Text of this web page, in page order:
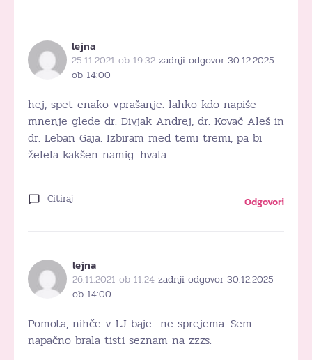
lejna
25.11.2021 ob 19:32 zadnji odgovor 30.12.2025
ob 14:00
hej, spet enako vprašanje. lahko kdo napiše
mnenje glede dr. Divjak Andrej, dr. Kovač Aleš in
dr. Leban Gaja. Izbiram med temi tremi, pa bi
želela kakšen namig. hvala
Citiraj Odgovori
lejna
26.11.2021 ob 11:24 zadnji odgovor 30.12.2025
ob 14:00
Pomota, nihče v LJ baje ne sprejema. Sem
napačno brala tisti seznam na zzzs.